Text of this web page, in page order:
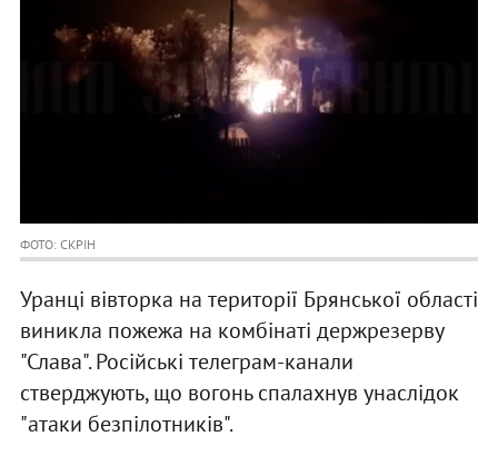
ФОТО: СКРІН
Уранці вівторка на території Брянської області
виникла пожежа на комбінаті держрезерву
"Слава". Російські телеграм-канали
стверджують, що вогонь спалахнув унаслідок
"атаки безпілотників".